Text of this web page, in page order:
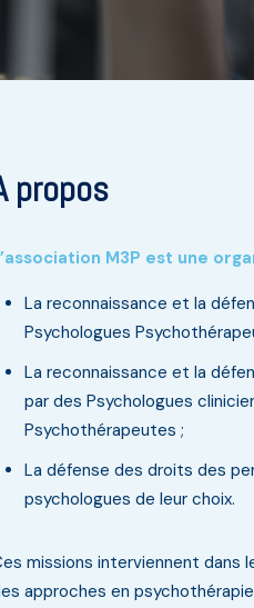
propos
M3P est une
La reconnaissance et la
Psychologues
La reconnaissance et la
par des Psychologues
Psychothérapeutes ;
La défense des droits des
psychologues de leur choix.
missions interviennent dans
approches en